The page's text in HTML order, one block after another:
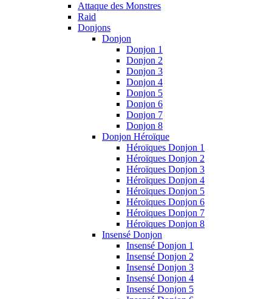
Attaque des Monstres
Raid
Donjons
Donjon
Donjon 1
Donjon 2
Donjon 3
Donjon 4
Donjon 5
Donjon 6
Donjon 7
Donjon 8
Donjon Héroïque
Héroïques Donjon 1
Héroïques Donjon 2
Héroïques Donjon 3
Héroïques Donjon 4
Héroïques Donjon 5
Héroïques Donjon 6
Héroïques Donjon 7
Héroïques Donjon 8
Insensé Donjon
Insensé Donjon 1
Insensé Donjon 2
Insensé Donjon 3
Insensé Donjon 4
Insensé Donjon 5